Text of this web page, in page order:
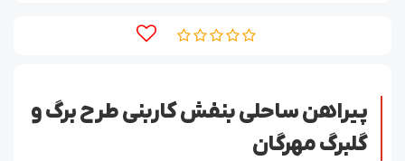
پیراهن ساحلی بنفش کاربنی طرح برگ و
گلبرگ مهرگان